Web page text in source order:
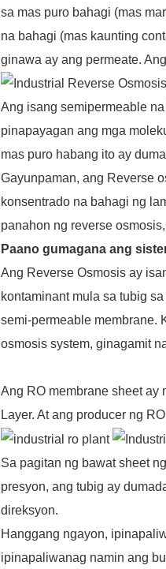
sa mas puro bahagi (mas
na bahagi (mas kaunting
ginawa ay ang permeate.
Ang isang semipermeable
pinapayagan ang mga
mas puro habang ito ay
Gayunpaman, ang Reverse
konsentrado na bahagi ng
panahon ng reverse
Paano gumagana ang
Ang Reverse Osmosis ay
kontaminant mula sa tubig
semi-permeable membrane.
osmosis system, ginagamit
Ang RO membrane sheet ay
Layer. At ang producer ng
Sa pagitan ng bawat sheet
presyon, ang tubig ay
direksyon.
Hanggang ngayon,
ipinapaliwanag namin ang